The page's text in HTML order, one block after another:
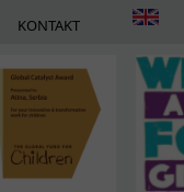
KONTAKT